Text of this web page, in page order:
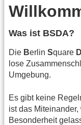
Was ist BSDA?
Die Berlin Square D
lose
Umgebung.
Es gibt keine
ist das
Besonderheit